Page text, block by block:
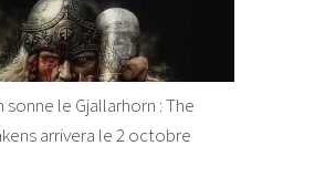
sonne le Gjallarhorn : The
arrivera le 2 octobre